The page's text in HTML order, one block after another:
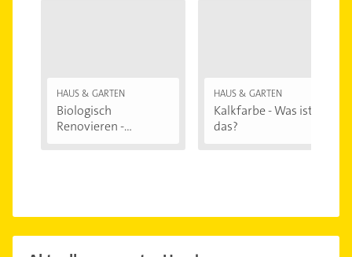
HAUS & GARTEN
Biologisch
Renovieren -
HAUS & GARTEN
Kalkfarbe - Was ist
das?